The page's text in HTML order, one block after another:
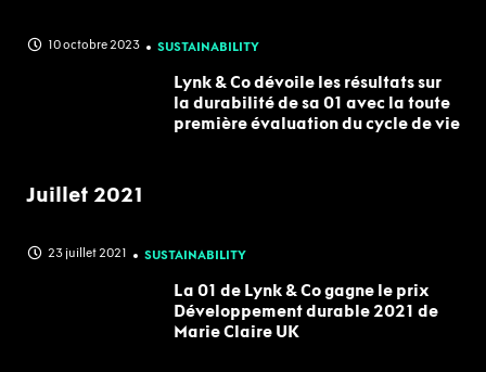
10 octobre 2023 SUSTAINABILITY
Lynk & Co dévoile les résultats sur
la durabilité de sa 01 avec la toute
première évaluation du cycle de vie
Juillet 2021
23 juillet 2021 SUSTAINABILITY
La 01 de Lynk & Co gagne le prix
Développement durable 2021 de
Marie Claire UK